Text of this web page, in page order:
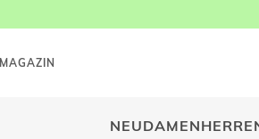
MAGAZIN
NEUDAMEN